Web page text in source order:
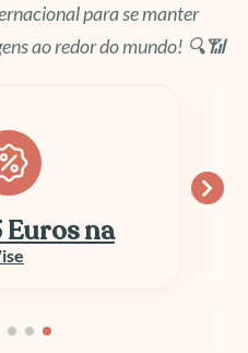
para se manter
ao redor do mundo! 🔍📶
Euros na